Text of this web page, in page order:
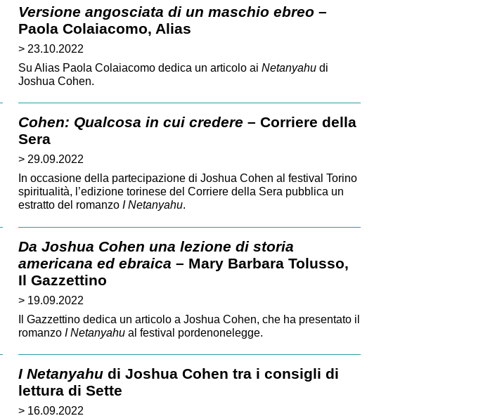
Versione angosciata di un maschio ebreo–
Paola Colaiacomo, Alias
> 23.10.2022
Su Alias Paola Colaiacomo dedica un articolo ai Netanyahudi
Joshua Cohen.
Cohen: Qualcosa in cui credere – Corriere della
Sera
> 29.09.2022
In occasione della partecipazione di Joshua Cohen al festival Torino
spiritualità, l’edizione torinese del Corriere della Sera pubblica un
estratto del romanzo I Netanyahu.
Da Joshua Cohen una lezione di storia
americana ed ebraica – Mary Barbara Tolusso,
Il Gazzettino
> 19.09.2022
Il Gazzettino dedica un articolo a Joshua Cohen, che ha presentato il
romanzo I Netanyahual festival pordenonelegge.
I Netanyahudi Joshua Cohen tra i consigli di
lettura di Sette
> 16.09.2022